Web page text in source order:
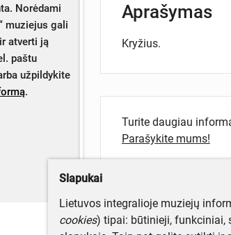
Norėdami
muziejus gali
atverti ją
paštu
užpildykite
.
Aprašymas
Kryžius.
Turite daugiau
Parašykite mums!
Slapukai
Lietuvos integralioje muziejų
cookies) tipai: būtinieji, funkciniai,